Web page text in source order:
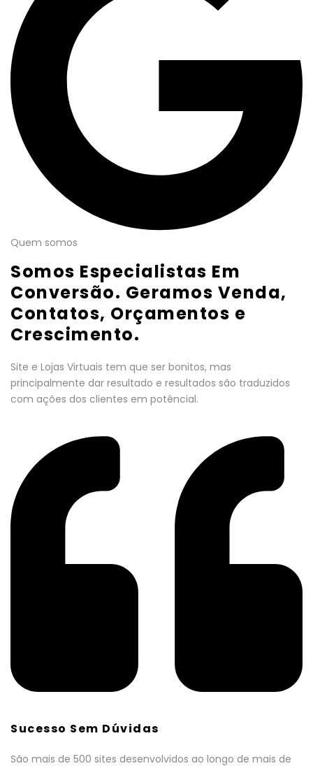
Quem somos
Somos Especialistas Em
Conversão. Geramos Venda,
Contatos, Orçamentos e
Crescimento.
Site e Lojas Virtuais tem que ser bonitos, mas
principalmente dar resultado e resultados são traduzidos
com ações dos clientes em potêncial.
Sucesso Sem Dúvidas
São mais de 500 sites desenvolvidos ao longo de mais de